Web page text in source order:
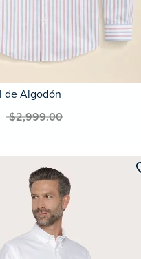
de Algodón
$2,999.00